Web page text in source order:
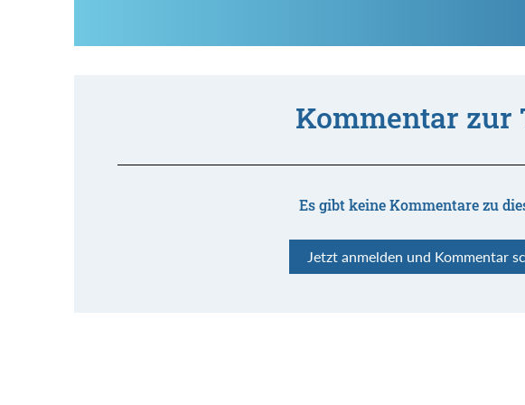
Kommentar zur
Es gibt keine Kommentare zu
Jetzt anmelden und Kommentar